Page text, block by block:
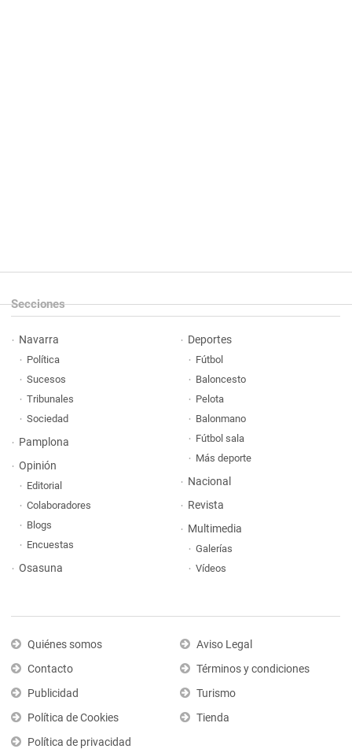
Secciones
Navarra
Política
Sucesos
Tribunales
Sociedad
Pamplona
Opinión
Editorial
Colaboradores
Blogs
Encuestas
Osasuna
Deportes
Fútbol
Baloncesto
Pelota
Balonmano
Fútbol sala
Más deporte
Nacional
Revista
Multimedia
Galerías
Vídeos
Quiénes somos
Contacto
Publicidad
Política de Cookies
Política de privacidad
Aviso Legal
Términos y condiciones
Turismo
Tienda